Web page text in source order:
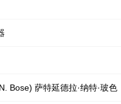
Bose) 萨特延德拉·纳特·玻